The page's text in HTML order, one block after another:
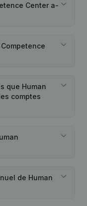
Center a-
que Human
comptes
de Human